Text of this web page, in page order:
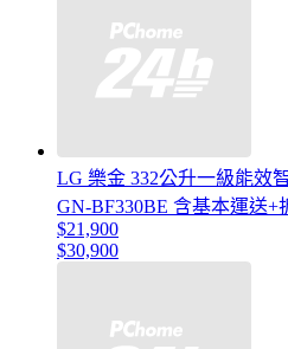
LG 樂金 332公升一級能效
GN-BF330BE 含基本運送+
$21,900
$30,900